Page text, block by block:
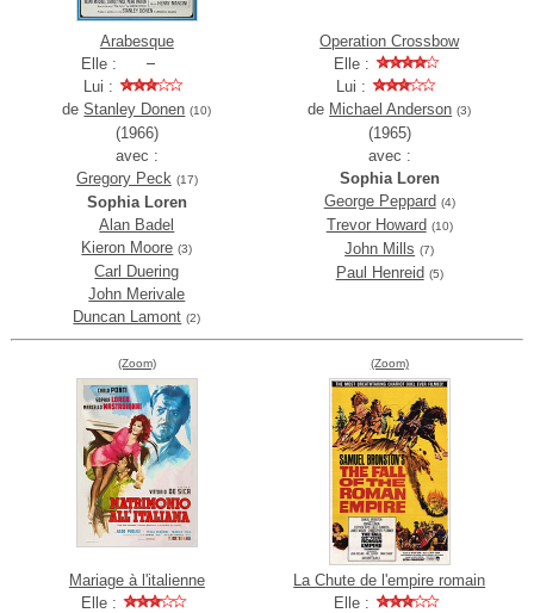
Arabesque
Elle :
Lui :
deStanley Donen (10)
(1966)
avec :
Gregory Peck (17)
Sophia Loren
Alan Badel
Kieron Moore (3)
Carl Duering
John Merivale
Duncan Lamont (2)
Operation Crossbow
Elle :
Lui :
de Michael Anderson (3)
(1965)
avec :
Sophia Loren
George Peppard (4)
Trevor Howard (10)
John Mills (7)
Paul Henreid (5)
(Zoom)
Mariage à l'italienne
Elle :
(Zoom)
La Chute de l'empire romain
Elle :